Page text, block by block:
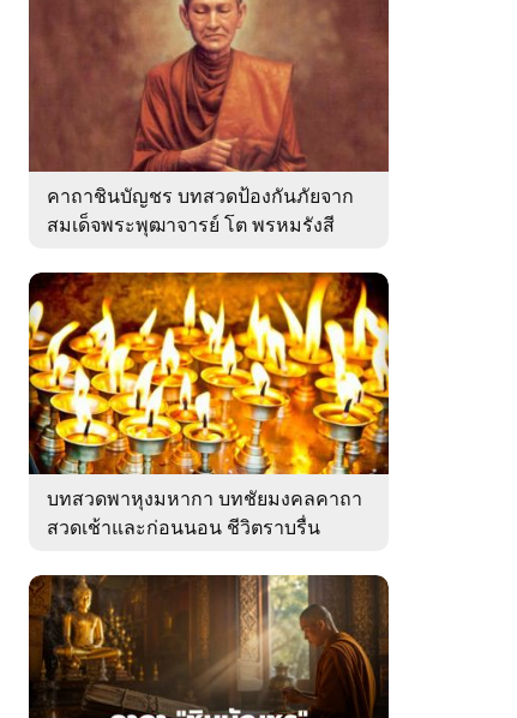
คาถาชินบัญชร บทสวดป้องกันภัยจาก
สมเด็จพระพุฒาจารย์ โต พรหมรังสี
บทสวดพาหุงมหากา บทชัยมงคลคาถา
สวดเช้าและก่อนนอน ชีวิตราบรื่น